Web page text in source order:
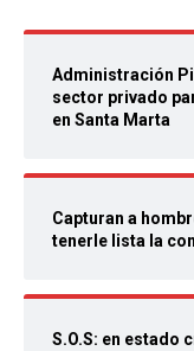
Administración
sector privado
en Santa Marta
Capturan a
tenerle lista la
S.O.S: en estado